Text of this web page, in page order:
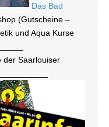
Das Bad
(Gutscheine –
und Aqua Kurse
der Saarlouiser